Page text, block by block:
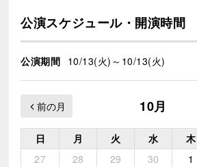
公演スケジュール・開演時間
公演期間 10/13(火)～10/13(火)
10月
日 月 火 水 木
27
28 29 30 1